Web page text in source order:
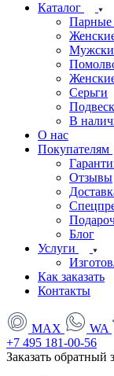
Каталог
Парные
Серьги
В
О нас
Покупателям
Отзывы
Блог
Услуги
Как заказать
Контакты
MAX WA
+7 495 181-00-56
Заказать обратный